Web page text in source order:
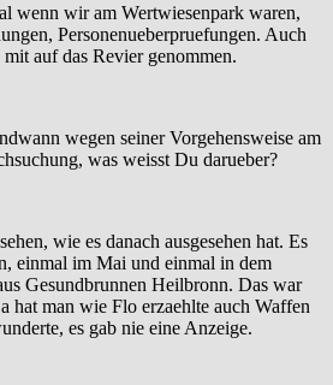
wenn wir am Wertwiesenpark waren,
Personenueberpruefungen. Auch
auf das Revier genommen.
wegen seiner Vorgehensweise am
was weisst Du darueber?
wie es danach ausgesehen hat. Es
einmal im Mai und einmal in dem
Gesundbrunnen Heilbronn. Das war
hat man wie Flo erzaehlte auch Waffen
es gab nie eine Anzeige.